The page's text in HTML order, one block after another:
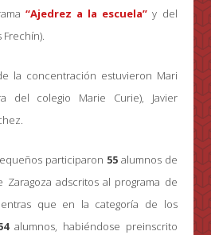
“Ajedrez a la escuela” y del
la concentración estuvieron Mari
del colegio Marie Curie), Javier
participaron 55 alumnos de
adscritos al programa de
que en la categoría de los
alumnos, habiéndose preinscrito